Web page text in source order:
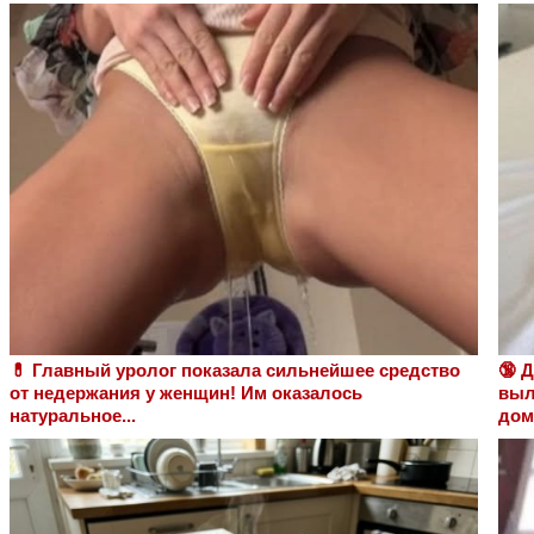
💊 Главный уролог показала сильнейшее средство
от недержания у женщин! Им оказалось
натуральное...
🔞